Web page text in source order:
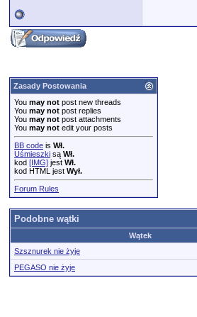
Zasady Postowania
You may not post new threads
You may not post replies
You may not post attachments
You may not edit your posts
BB code is Wł.
Uśmieszki są Wł.
kod [IMG] jest Wł.
kod HTML jest Wył.
Forum Rules
Podobne wątki
Wątek
Szsznurek nie żyje
PEGASO nie żyje